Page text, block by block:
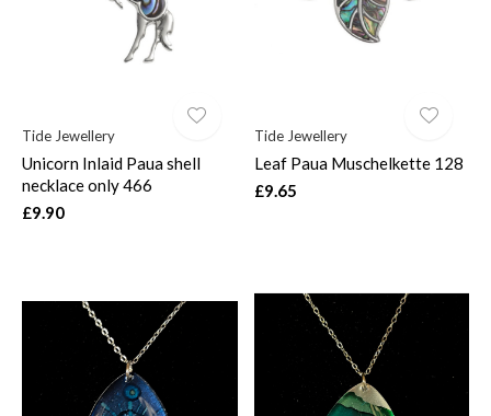
Tide Jewellery
Unicorn Inlaid Paua shell
necklace only 466
£9.90
Tide Jewellery
Leaf Paua Muschelkette 128
£9.65